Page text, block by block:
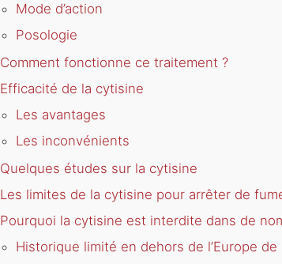
Mode d’action
Posologie
Comment fonctionne ce traitement ?
Efficacité de la cytisine
Les avantages
Les inconvénients
Quelques études sur la cytisine
Les limites de la cytisine pour arrêter de
Pourquoi la cytisine est interdite dans de
Historique limité en dehors de l’Europe de